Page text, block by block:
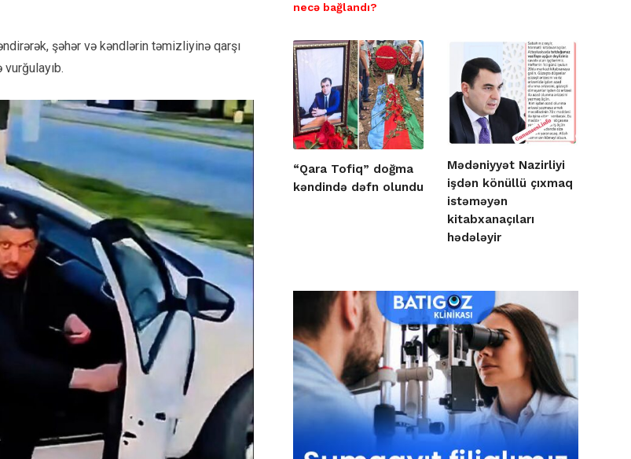
şəhər və kəndlərin təmizliyinə qarşı
necə bağlandı?
“Qara Tofiq” doğma
kəndində dəfn olundu
Mədəniyyət Nazirliyi
işdən könüllü çıxmaq
istəməyən
kitabxanaçıları
hədələyir